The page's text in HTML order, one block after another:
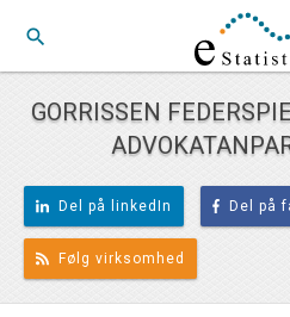
search
GORRISSEN
Del på linkedIn Del på
Følg virksomhed